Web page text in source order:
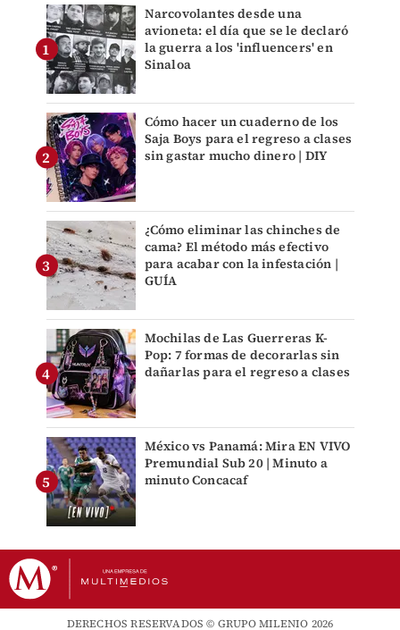
Narcovolantes desde una
avioneta: el día que se le declaró
la guerra a los 'influencers' en
Sinaloa
Cómo hacer un cuaderno de los
Saja Boys para el regreso a clases
sin gastar mucho dinero | DIY
¿Cómo eliminar las chinches de
cama? El método más efectivo
para acabar con la infestación |
GUÍA
Mochilas de Las Guerreras K-
Pop: 7 formas de decorarlas sin
dañarlas para el regreso a clases
México vs Panamá: Mira EN VIVO
Premundial Sub 20 | Minuto a
minuto Concacaf
DERECHOS RESERVADOS © GRUPO MILENIO 2026